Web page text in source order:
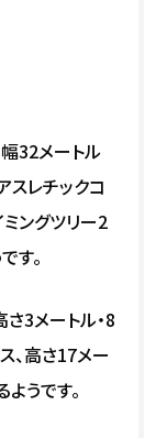
幅32メートル
スレチックコ
ングツリー2
す。
3メートル・8
、高さ17メー
うです。